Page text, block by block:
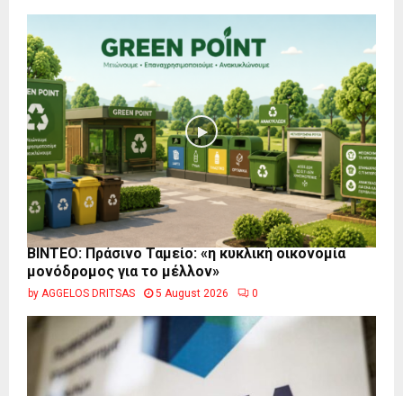
BINTEO: Πράσινο Ταμείο: «η κυκλική οικονομία
μονόδρομος για το μέλλον»
by AGGELOS DRITSAS 5 August 2026 0